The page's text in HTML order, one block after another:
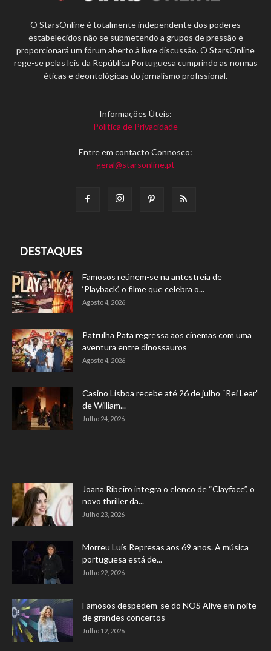
O StarsOnline é totalmente independente dos poderes
estabelecidos não se submetendo a grupos de pressão e
proporcionará um fórum aberto à livre discussão. O StarsOnline
rege-se pelas leis da República Portuguesa cumprindo as normas
éticas e deontológicas do jornalismo profissional.
Informações Úteis:
Política de Privacidade
Entre em contacto Connosco:
geral@starsonline.pt
DESTAQUES
Famosos reúnem-se na antestreia de
‘Playback’, o filme que celebra o...
Agosto 4, 2026
Patrulha Pata regressa aos cinemas com uma
aventura entre dinossauros
Agosto 4, 2026
Casino Lisboa recebe até 26 de julho “Rei Lear”
de William...
Julho 24, 2026
Joana Ribeiro integra o elenco de “Clayface”, o
novo thriller da...
Julho 23, 2026
Morreu Luís Represas aos 69 anos. A música
portuguesa está de...
Julho 22, 2026
Famosos despedem-se do NOS Alive em noite
de grandes concertos
Julho 12, 2026